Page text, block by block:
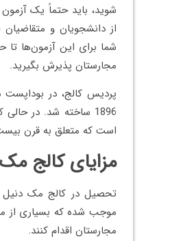
شوید، باید حتماً یک
از دانشجویان و
شما برای این آزمون‌ها تا
مجارستان پذیرش بگیرید.
پردیس کالج، در
1896 ساخته شد. در
است که متعلق به قرن
مزایای کالج
تحصیل در کالج مک دنیل
موجب شده که بسیاری از
مجارستان اقدام کنند.